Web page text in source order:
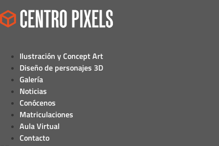
Ilustración y Concept Art
Diseño de personajes 3D
Galería
Noticias
Conócenos
Matriculaciones
Aula Virtual
Contacto